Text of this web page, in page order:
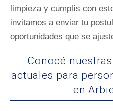
limpieza y cumplís con
invitamos a enviar tu
oportunidades que se
Conocé
actuales para
en